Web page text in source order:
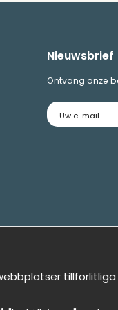
Nieuwsbrief
Ontvang onze
E-
mailadres